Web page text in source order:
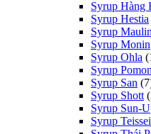
Syrup Hàng
Syrup Hestia
Syrup Maulin
Syrup Monin
Syrup Ohla
Syrup
Syrup San
Syrup Shott
Syrup Sun-
Syrup